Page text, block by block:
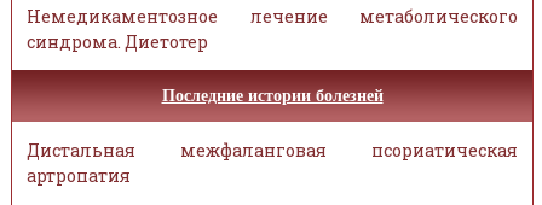
Немедикаментозное лечение метаболического
синдрома. Диетотер
Последние истории болезней
Дистальная межфаланговая псориатическая
артропатия